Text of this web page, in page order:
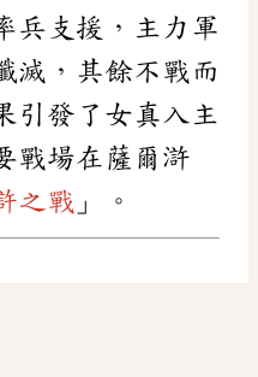
兵支援，主力軍
滅，其餘不戰而
引發了女真入主
戰場在薩爾滸
之戰 」。